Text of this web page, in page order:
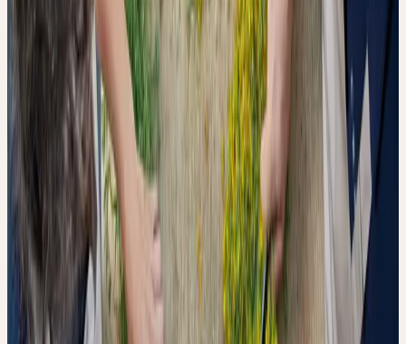
Minuten Luftkontakt nach dem Mahlen führen bei allen vier
getesteten Pflanzen zu einem messbaren Rückgang der
antioxidativen Aktivität. Bei Echinacea beträgt dieser Rückgang
44 %, bei Pfefferminze 43 %. Johanniskraut verliert 20 % seiner
antioxidativen Aktivität, Ginkgo erweist sich mit 10 % als
vergleichsweise robust.
30 Minuten Luftkontakt nach dem Mahlen können die
antioxidative Aktivität einer Frischpflanzentinktur um bis zu 44
% reduzieren — abhängig von der Pflanzenart.
Die Ursache liegt in der Enzymgruppe der Polyphenoloxidasen
(auch Tyrosinasen genannt): Sobald die Zellintegrität beim